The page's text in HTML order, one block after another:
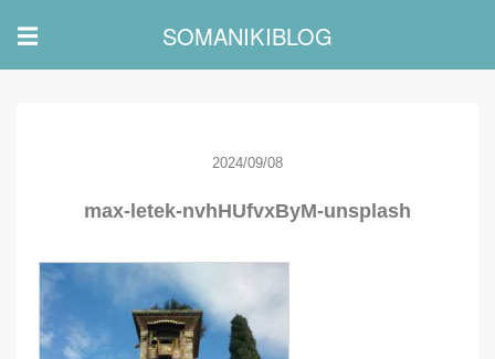
☰ SOMANIKIBLOG
2024/09/08
max-letek-nvhHUfvxByM-unsplash